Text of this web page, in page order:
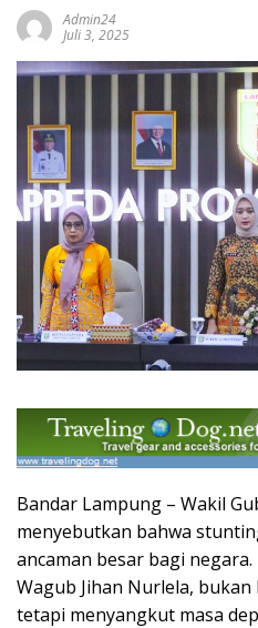
Admin24
Juli 3, 2025
Bandar Lampung – Wakil
menyebutkan bahwa
ancaman besar bagi
Wagub Jihan Nurlela,
tetapi menyangkut masa